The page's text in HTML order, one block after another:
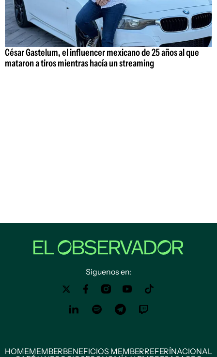
César Gastelum, el influencer mexicano de 25 años al que
mataron a tiros mientras hacía un streaming
Siguenos en:
HOMEMEMBERBENEFICIOS MEMBERREFERÍNACIONAL